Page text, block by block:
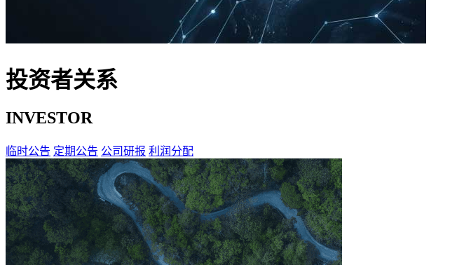
投资者关系
INVESTOR
临时公告 定期公告 公司研报 利润分配